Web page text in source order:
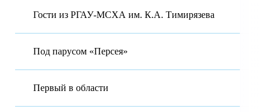
Гости из РГАУ-МСХА им. К.А. Тимирязева
Под парусом «Персея»
Первый в области